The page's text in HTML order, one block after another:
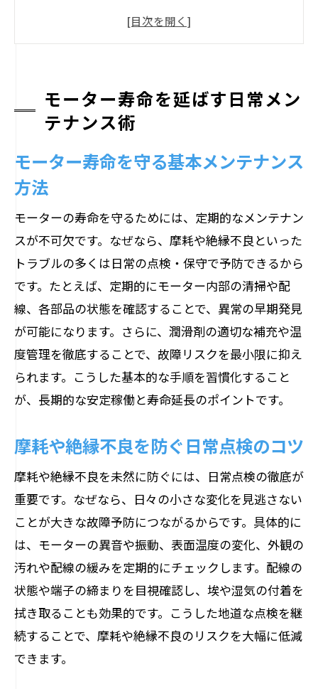
摩耗や絶縁不良を防ぐ日常点検のコツ
ベアリング交換で長寿命化を実現する方
モーターの劣化症状を早期発見する習慣
づくり
抑える
故障予防に役立つモーター点検の極意
モーター点検で見逃せない劣化症状の把
握術
専門家が教えるモーター故障調べ方の基
本
点検時に注意すべき異常音と振動のサイ
ン
定期点検でモーター寿命を延ばす実践ポ
イント
ク項目
異常発見から対策実践までの点検フロー
異常音や振動から読み解くモーターの危険信
号
モーターのうなり音の原因と対策を徹底
解説
異音や振動が示すモーター故障の前兆と
は
モーター寿命を延ばす日常メン
テナンス術
モーター寿命を守る基本メンテナンス
方法
モーターの寿命を守るためには、定期的なメンテナン
スが不可欠です。なぜなら、摩耗や絶縁不良といった
トラブルの多くは日常の点検・保守で予防できるから
です。たとえば、定期的にモーター内部の清掃や配
線、各部品の状態を確認することで、異常の早期発見
が可能になります。さらに、潤滑剤の適切な補充や温
度管理を徹底することで、故障リスクを最小限に抑え
られます。こうした基本的な手順を習慣化すること
が、長期的な安定稼働と寿命延長のポイントです。
摩耗や絶縁不良を防ぐ日常点検のコツ
摩耗や絶縁不良を未然に防ぐには、日常点検の徹底が
重要です。なぜなら、日々の小さな変化を見逃さない
ことが大きな故障予防につながるからです。具体的に
は、モーターの異音や振動、表面温度の変化、外観の
汚れや配線の緩みを定期的にチェックします。配線の
状態や端子の締まりを目視確認し、埃や湿気の付着を
拭き取ることも効果的です。こうした地道な点検を継
続することで、摩耗や絶縁不良のリスクを大幅に低減
できます。